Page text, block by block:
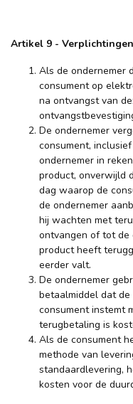
Artikel 9 -
Als de ondernemer
consument op
na ontvangst van
De ondernemer
consument,
ondernemer in
product, onverwijld
dag waarop de
de ondernemer
hij wachten met
ontvangen of tot de
product heeft
eerder valt.
De ondernemer
betaalmiddel dat
consument instemt
terugbetaling is
Als de consument
methode van
standaardlevering,
kosten voor de